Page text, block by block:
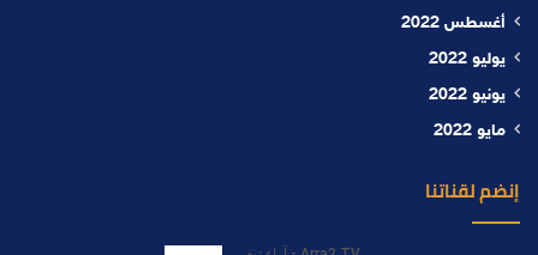
أغسطس 2022
يوليو 2022
يونيو 2022
مايو 2022
إنضم لقناتنا